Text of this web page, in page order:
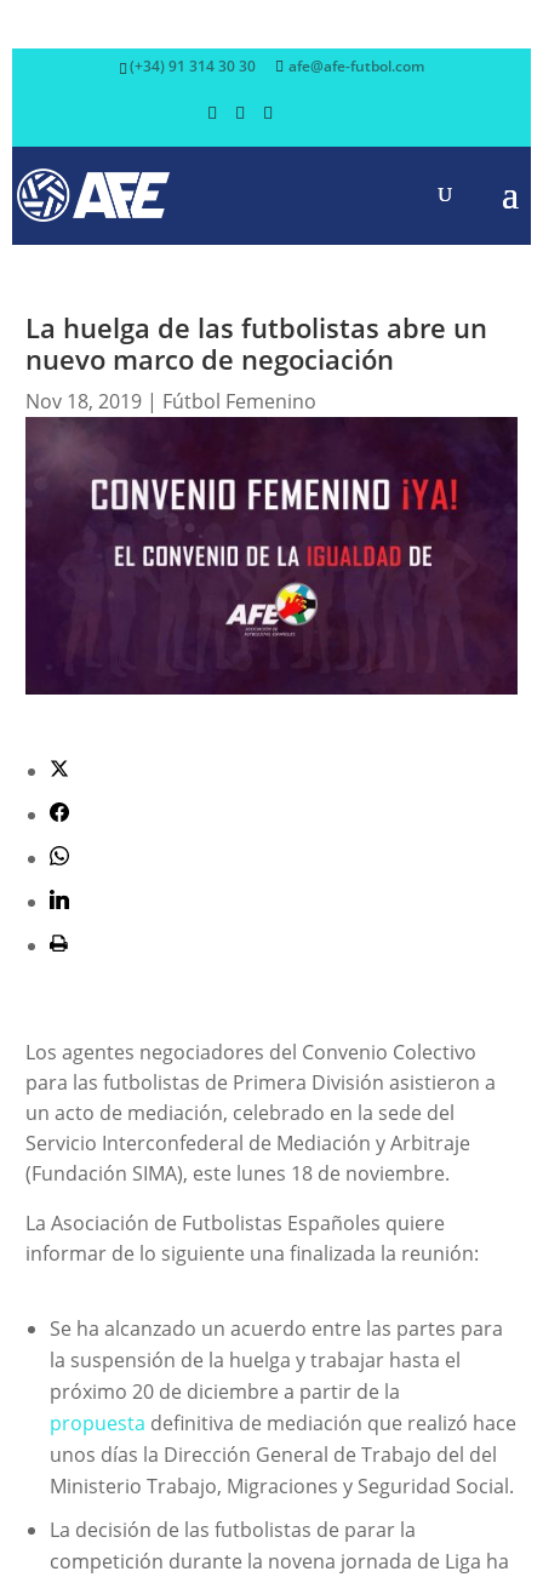
(+34) 91 314 30 30 afe@afe-futbol.com
La huelga de las futbolistas abre un
nuevo marco de negociación
Nov 18, 2019| Fútbol Femenino
Los agentes negociadores del Convenio Colectivo
para las futbolistas de Primera División asistieron a
un acto de mediación, celebrado en la sede del
Servicio Interconfederal de Mediación y Arbitraje
(Fundación SIMA), este lunes 18 de noviembre.
La Asociación de Futbolistas Españoles quiere
informar de lo siguiente una finalizada la reunión:
Se ha alcanzado un acuerdo entre las partes para
la suspensión de la huelga y trabajar hasta el
próximo 20 de diciembre a partir de la
propuesta definitiva de mediación que realizó hace
unos días la Dirección General de Trabajo del del
Ministerio Trabajo, Migraciones y Seguridad Social.
La decisión de las futbolistas de parar la
competición durante la novena jornada de Liga ha